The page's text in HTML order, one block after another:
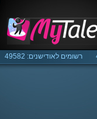
רשומים לאודישנים: 49582